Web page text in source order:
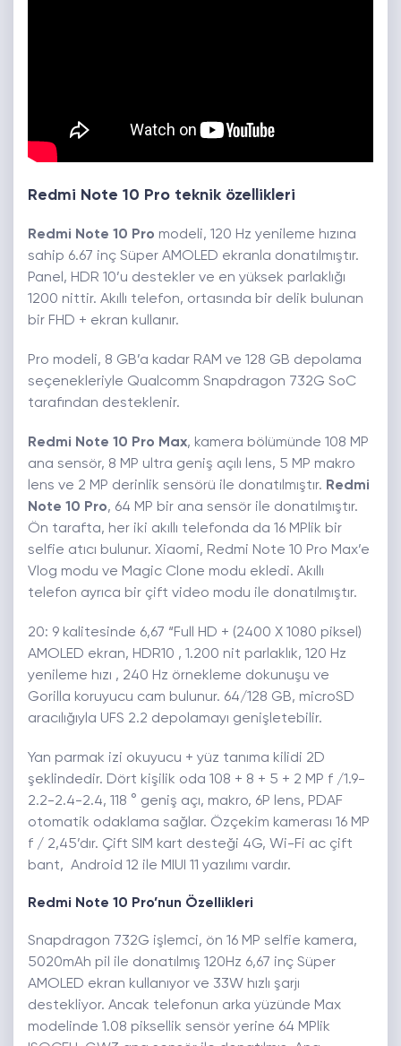
Redmi Note 10 Pro teknik özellikleri
Redmi Note 10 Pro modeli, 120 Hz yenileme hızına
sahip 6.67 inç Süper AMOLED ekranla donatılmıştır.
Panel, HDR 10’u destekler ve en yüksek parlaklığı
1200 nittir. Akıllı telefon, ortasında bir delik bulunan
bir FHD + ekran kullanır.
Pro modeli, 8 GB’a kadar RAM ve 128 GB depolama
seçenekleriyle Qualcomm Snapdragon 732G SoC
tarafından desteklenir.
Redmi Note 10 Pro Max, kamera bölümünde 108 MP
ana sensör, 8 MP ultra geniş açılı lens, 5 MP makro
lens ve 2 MP derinlik sensörü ile donatılmıştır. Redmi
Note 10 Pro, 64 MP bir ana sensör ile donatılmıştır.
Ön tarafta, her iki akıllı telefonda da 16 MPlik bir
selfie atıcı bulunur. Xiaomi, Redmi Note 10 Pro Max’e
Vlog modu ve Magic Clone modu ekledi. Akıllı
telefon ayrıca bir çift video modu ile donatılmıştır.
20: 9 kalitesinde 6,67 “Full HD + (2400 X 1080 piksel)
AMOLED ekran, HDR10 , 1.200 nit parlaklık, 120 Hz
yenileme hızı , 240 Hz örnekleme dokunuşu ve
Gorilla koruyucu cam bulunur. 64/128 GB, microSD
aracılığıyla UFS 2.2 depolamayı genişletebilir.
Yan parmak izi okuyucu + yüz tanıma kilidi 2D
şeklindedir. Dört kişilik oda 108 + 8 + 5 + 2 MP f /1.9-
2.2-2.4-2.4, 118 ° geniş açı, makro, 6P lens, PDAF
otomatik odaklama sağlar. Özçekim kamerası 16 MP
f / 2,45’dır. Çift SIM kart desteği 4G, Wi-Fi ac çift
bant, Android 12 ile MIUI 11 yazılımı vardır.
Redmi Note 10 Pro’nun Özellikleri
Snapdragon 732G işlemci, ön 16 MP selfie kamera,
5020mAh pil ile donatılmış 120Hz 6,67 inç Süper
AMOLED ekran kullanıyor ve 33W hızlı şarjı
destekliyor. Ancak telefonun arka yüzünde Max
modelinde 1.08 piksellik sensör yerine 64 MPlik